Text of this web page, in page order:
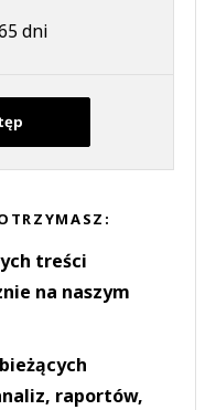
dni
treści
na naszym
raportów,